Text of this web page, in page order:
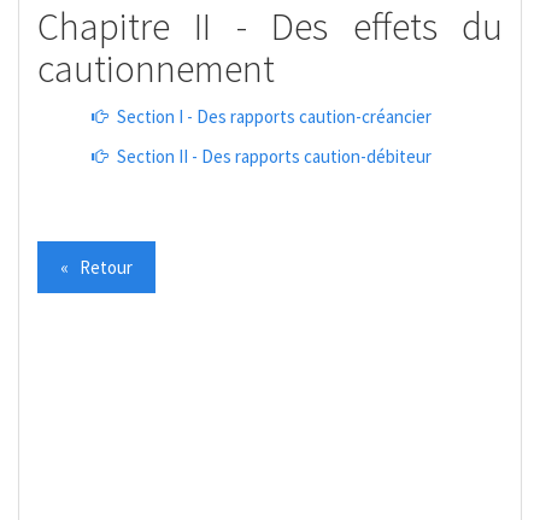
Chapitre II - Des effets du
cautionnement
Section I - Des rapports caution-créancier
Section II - Des rapports caution-débiteur
« Retour